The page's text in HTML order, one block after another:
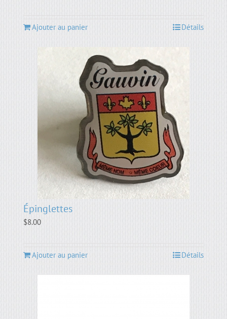
Ajouter au panier Détails
Épinglettes
$8.00
Ajouter au panier Détails